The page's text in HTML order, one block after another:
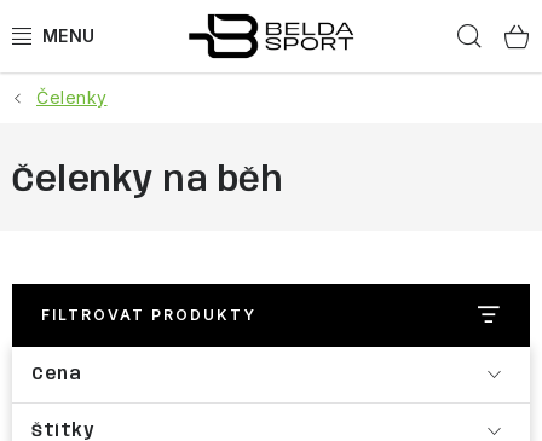
na
SPORTY
BĚH
BOTY
Čelenky
Čelenky na běh
FILTROVAT PRODUKTY
Cena
Štítky